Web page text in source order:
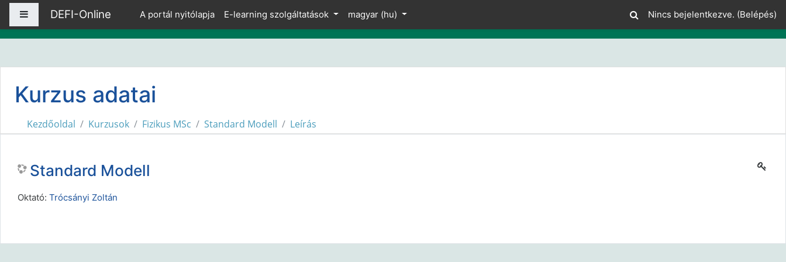
Tovább a fő tartalomhoz
Oldalpanel
DEFI-Online A portál nyitólapja E-learning szolgáltatások magyar ‎(hu)‎ Nincs bejelentkezve. (Belépés)
Kurzus adatai
Kezdőoldal Kurzusok Fizikus MSc Standard Modell Leírás
Standard Modell
Oktató: Trócsányi Zoltán